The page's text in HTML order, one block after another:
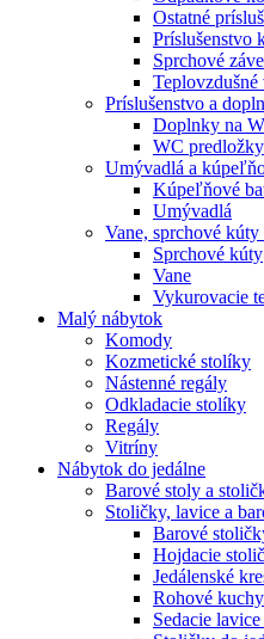
Ostatné
Príslušenstvo
Sprchové
Príslušenstvo a
Doplnky na
WC predložky
Umývadlá a
Kúpeľňové
Umývadlá
Vane, sprchové
Sprchové kúty
Vane
Vykurovacie
Malý nábytok
Komody
Kozmetické stolíky
Nástenné regály
Odkladacie stolíky
Regály
Vitríny
Nábytok do jedálne
Barové stoly a
Stoličky, lavice a
Barové
Hojdacie
Jedálenské
Rohové
Sedacie